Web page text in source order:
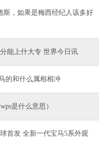
斯，如果是梅西经纪人该多好
能上什大专 世界今日讯
的和什么属相相冲
是什么意思）
首发 全新一代宝马5系外观